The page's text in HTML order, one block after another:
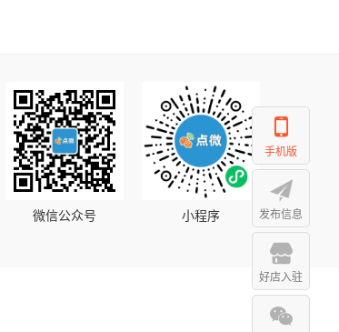
小程序
微信公众号
手机版
发布信息
好店入驻